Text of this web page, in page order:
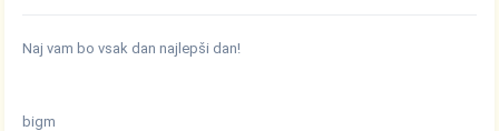
Naj vam bo vsak dan najlepši dan!
bigm